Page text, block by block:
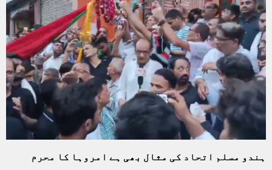
ہندو مسلم اتحاد کی مثال بھی ہے امروہا کا محرم